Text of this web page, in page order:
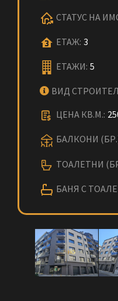
СТАТУС НА
ЕТАЖ: 3
ЕТАЖИ: 5
ВИД
ЦЕНА КВ.М.:
БАЛКОНИ
ТОАЛЕТНИ
БАНЯ С